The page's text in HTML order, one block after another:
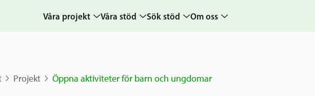
Våra projekt
Karta
Våra stöd
Grannskapsinitiativet
Sök stöd
Ansökningsguide
Om oss
Hur vi arbetar
Projekt Öppna aktiviteter för barn och ungdomar